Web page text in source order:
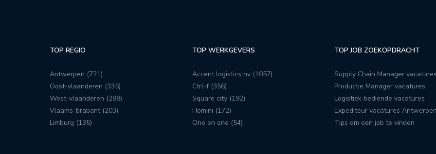
TOP REGIO
Antwerpen (721)
Oost-vlaanderen (335)
West-vlaanderen (298)
Vlaams-brabant (203)
Limburg (135)
TOP WERKGEVERS
Accent logistics nv (1057)
Ctrl-f (356)
Square city (192)
Homini (172)
One on one (54)
TOP JOB ZOEKOPDRACHT
Supply Chain Manager vacatures
Productie Manager vacatures
Logistiek bediende vacatures
Expediteur vacatures Antwerpen
Tips om een job te vinden